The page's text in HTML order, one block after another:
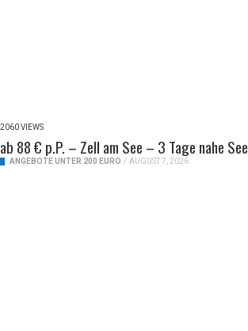
2060 VIEWS
ab 88 € p.P. – Zell am See – 3 Tage nahe See
ANGEBOTE UNTER 200 EURO / AUGUST 7, 2026